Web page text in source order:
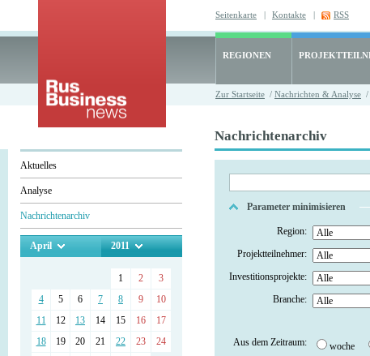
Seitenkarte | Kontakte | RSS
REGIONEN
Zur Startseite / Nachrichten & Analyse /
Aktuelles
Analyse
Nachrichtenarchiv
April 2011
1 2
3
4
5 6 7 8 9
10
11
12 13 14 15 16
17
18
19 20 21 22 23
24
Nachrichtenarchiv
Parameter minimisieren
Region:
Projektteilnehmer:
Investitionsprojekte:
Branche:
Aus dem Zeitraum: woche